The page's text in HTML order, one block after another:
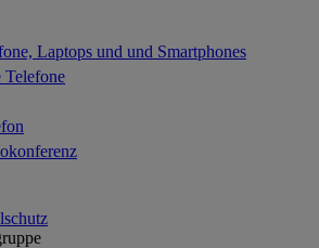
Laptops und und Smartphones
Telefone